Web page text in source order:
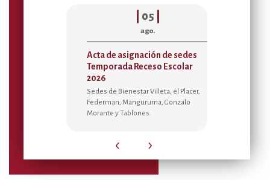
05|
ago.
Acta de asignación de sedes
Temporada Receso Escolar
2026
Sedes de Bienestar Villeta, el Placer,
Federman, Manguruma, Gonzalo
Morante y Tablones.
‹ ›